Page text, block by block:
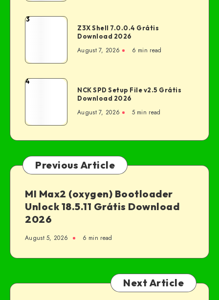
3
Z3X Shell 7.0.0.4 Grátis
Download 2026
August 7, 2026 6 min read
4
NCK SPD Setup File v2.5 Grátis
Download 2026
August 7, 2026 5 min read
Previous Article
MI Max2 (oxygen) Bootloader
Unlock 18.5.11 Grátis Download
2026
August 5, 2026 6 min read
Next Article